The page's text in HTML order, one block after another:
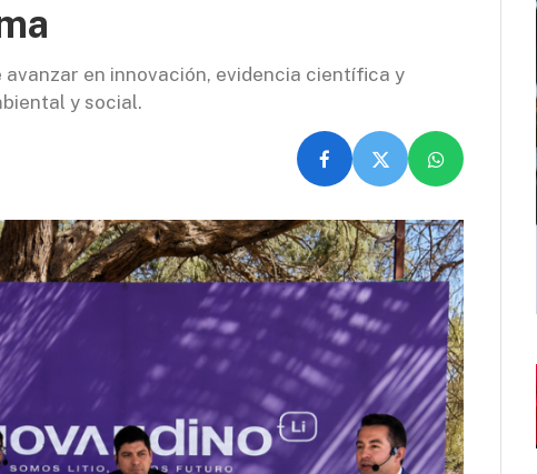
en innovación, evidencia científica y
y social.